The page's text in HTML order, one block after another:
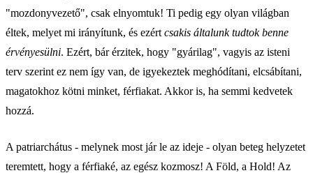
"mozdonyvezető", csak elnyomtuk! Ti pedig egy olyan világban
éltek, melyet mi irányítunk, és ezért csakis általunk tudtok benne
érvényesülni. Ezért, bár érzitek, hogy "gyárilag", vagyis az isteni
terv szerint ez nem így van, de igyekeztek meghódítani, elcsábítani,
magatokhoz kötni minket, férfiakat. Akkor is, ha semmi kedvetek
hozzá.
A patriarchátus - melynek most jár le az ideje - olyan beteg helyzetet
teremtett, hogy a férfiaké, az egész kozmosz! A Föld, a Hold! Az